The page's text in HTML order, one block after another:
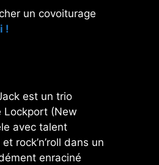
un covoiturage
!
est un trio
Lockport (New
avec talent
rock’n’roll dans un
enraciné